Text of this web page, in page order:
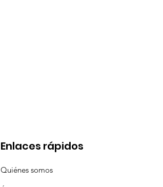
Enlaces rápidos
Quiénes somos